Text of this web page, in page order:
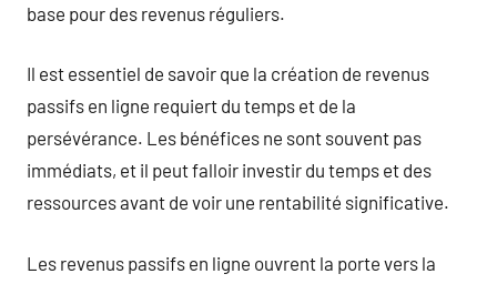
base pour des revenus réguliers.
Il est essentiel de savoir que la création de revenus
passifs en ligne requiert du temps et de la
persévérance. Les bénéfices ne sont souvent pas
immédiats, et il peut falloir investir du temps et des
ressources avant de voir une rentabilité significative.
Les revenus passifs en ligne ouvrent la porte vers la